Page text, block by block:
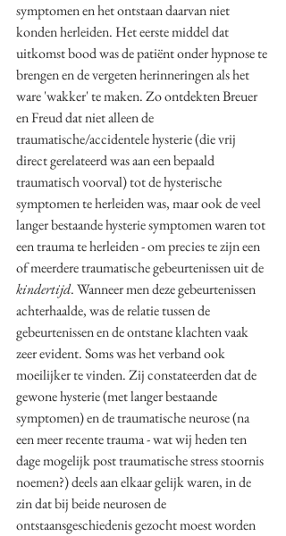
symptomen en het ontstaan daarvan niet
konden herleiden. Het eerste middel dat
uitkomst bood was de patiënt onder hypnose te
brengen en de vergeten herinneringen als het
ware 'wakker' te maken. Zo ontdekten Breuer
en Freud dat niet alleen de
traumatische/accidentele hysterie (die vrij
direct gerelateerd was aan een bepaald
traumatisch voorval) tot de hysterische
symptomen te herleiden was, maar ook de veel
langer bestaande hysterie symptomen waren tot
een trauma te herleiden - om precies te zijn een
of meerdere traumatische gebeurtenissen uit de
kindertijd. Wanneer men deze gebeurtenissen
achterhaalde, was de relatie tussen de
gebeurtenissen en de ontstane klachten vaak
zeer evident. Soms was het verband ook
moeilijker te vinden. Zij constateerden dat de
gewone hysterie (met langer bestaande
symptomen) en de traumatische neurose (na
een meer recente trauma - wat wij heden ten
dage mogelijk post traumatische stress stoornis
noemen?) deels aan elkaar gelijk waren, in de
zin dat bij beide neurosen de
ontstaansgeschiedenis gezocht moest worden